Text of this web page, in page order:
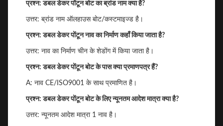
प्रश्न: डबल डेकर पोंटून बोट का ब्रांड नाम क्या है?
उत्तर: ब्रांड नाम ऑलहाउस बोट/कस्टमाइज्ड है।
प्रश्न: डबल डेकर पोंटून नाव का निर्माण कहाँ किया जाता है?
उत्तर: नाव का निर्माण चीन के शेडोंग में किया जाता है।
प्रश्न: डबल डेकर पोंटून बोट के पास क्या प्रमाणपत्र हैं?
A: नाव CE/ISO9001 के साथ प्रमाणित है।
प्रश्न: डबल डेकर पोंटून बोट के लिए न्यूनतम आदेश मात्रा क्या है?
उत्तर: न्यूनतम आदेश मात्रा 1 नाव है।